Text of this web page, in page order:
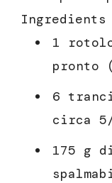
Ingredients
1
pronto
6
circa
175 g